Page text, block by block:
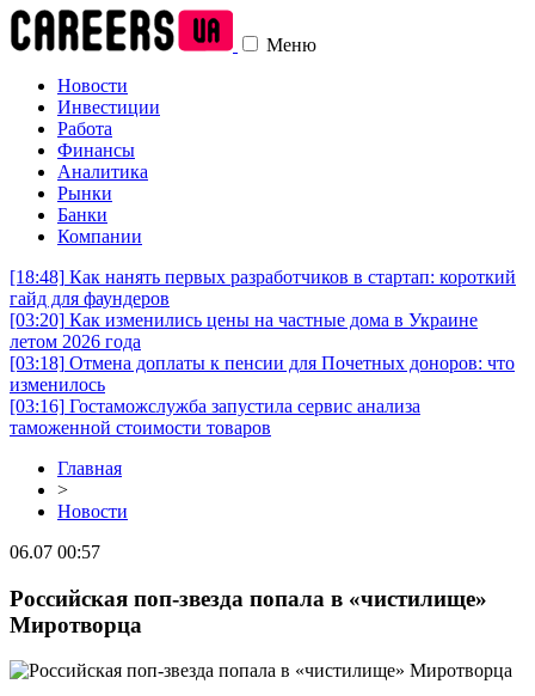
Меню
Новости
Инвестиции
Работа
Финансы
Аналитика
Рынки
Банки
Компании
[18:48] Как нанять первых разработчиков в стартап: короткий
гайд для фаундеров
[03:20] Как изменились цены на частные дома в Украине
летом 2026 года
[03:18] Отмена доплаты к пенсии для Почетных доноров: что
изменилось
[03:16] Гостаможслужба запустила сервис анализа
таможенной стоимости товаров
Главная
>
Новости
06.07 00:57
Российская поп-звезда попала в «чистилище»
Миротворца